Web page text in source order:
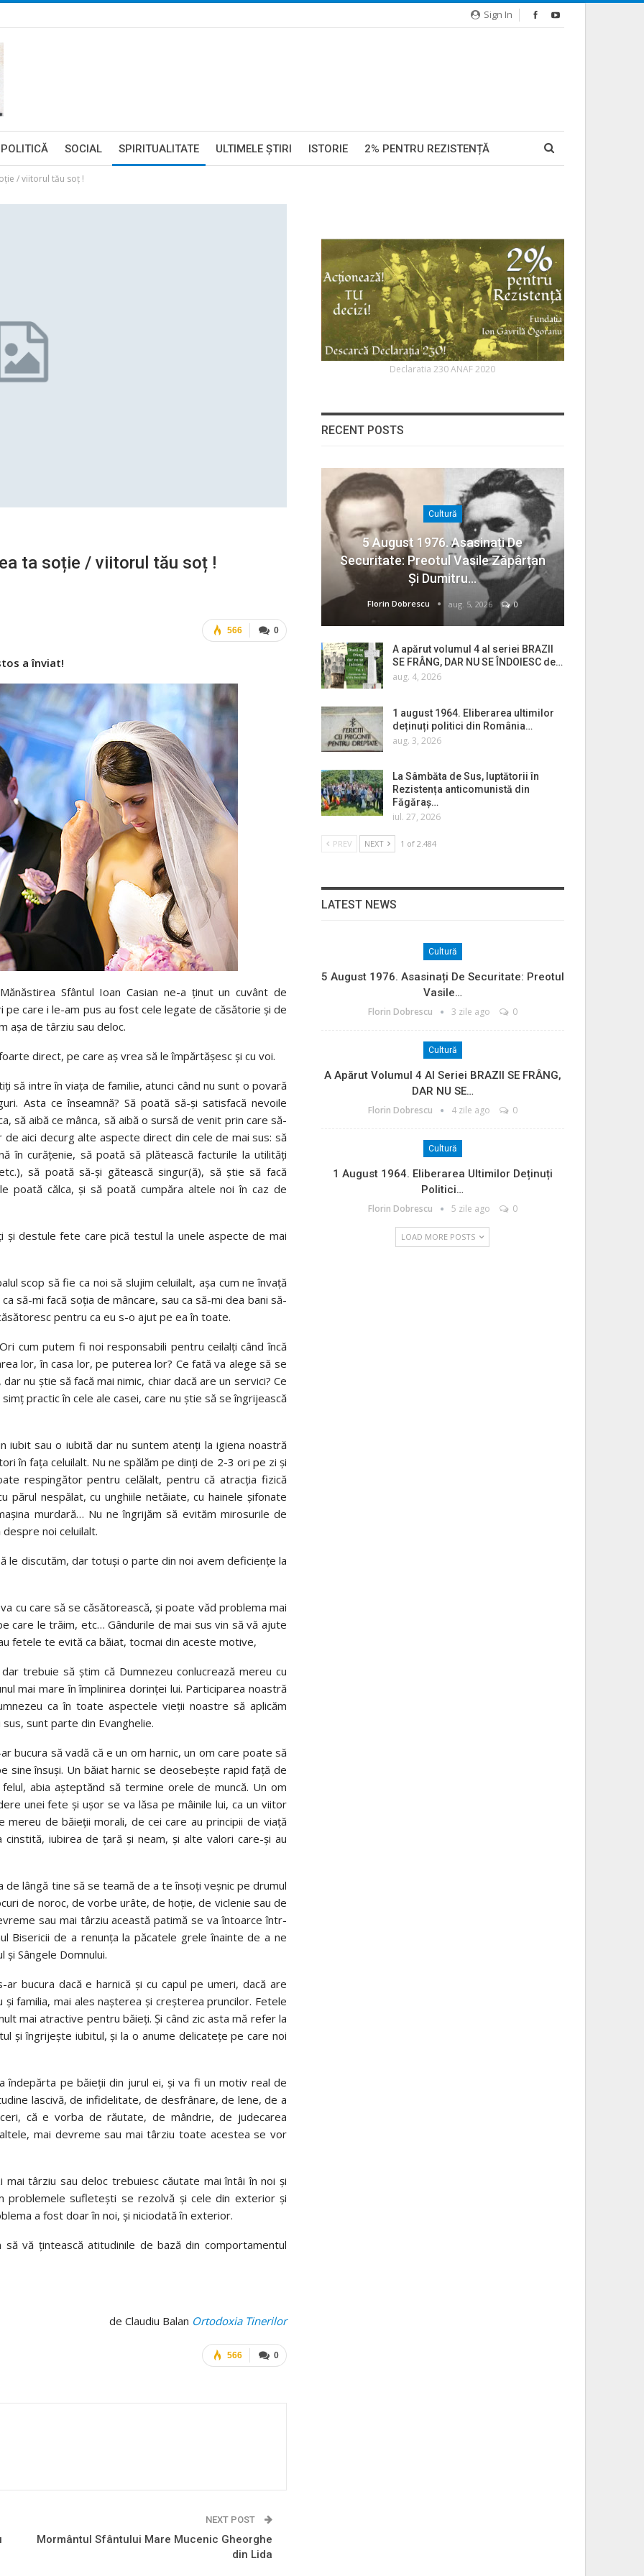
Sign In
POLITICĂ SOCIAL SPIRITUALITATE ULTIMELE ŞTIRI ISTORIE 2% PENTRU REZISTENȚĂ
/ viitorul tău soț !
ta soție / viitorul tău soț !
0
566
a înviat!
Sfântul Ioan Casian ne-a ținut un cuvânt de
care i le-am pus au fost cele legate de căsătorie și de
așa de târziu sau deloc.
direct, pe care aș vrea să le împărtășesc și cu voi.
să intre în viața de familie, atunci când nu sunt o povară
Asta ce înseamnă? Să poată să-și satisfacă nevoile
să aibă ce mânca, să aibă o sursă de venit prin care să-
aici decurg alte aspecte direct din cele de mai sus: să
în curățenie, să poată să plătească facturile la utilități
să poată să-și gătească singur(ă), să știe să facă
poată călca, și să poată cumpăra altele noi în caz de
destule fete care pică testul la unele aspecte de mai
scop să fie ca noi să slujim celuilalt, așa cum ne învață
să-mi facă soția de mâncare, sau ca să-mi dea bani să-
pentru ca eu s-o ajut pe ea în toate.
cum putem fi noi responsabili pentru ceilalți când încă
lor, în casa lor, pe puterea lor? Ce fată va alege să se
nu știe să facă mai nimic, chiar dacă are un servici? Ce
practic în cele ale casei, care nu știe să se îngrijească
iubit sau o iubită dar nu suntem atenți la igiena noastră
în fața celuilalt. Nu ne spălăm pe dinți de 2-3 ori pe zi și
respingător pentru celălalt, pentru că atracția fizică
părul nespălat, cu unghiile netăiate, cu hainele șifonate
murdară… Nu ne îngrijăm să evităm mirosurile de
noi celuilalt.
le discutăm, dar totuși o parte din noi avem deficiențe la
cu care să se căsătorească, și poate văd problema mai
care le trăim, etc… Gândurile de mai sus vin să vă ajute
fetele te evită ca băiat, tocmai din aceste motive,
trebuie să știm că Dumnezeu conlucrează mereu cu
mai mare în împlinirea dorinței lui. Participarea noastră
ca în toate aspectele vieții noastre să aplicăm
sunt parte din Evanghelie.
bucura să vadă că e un om harnic, un om care poate să
sine însuși. Un băiat harnic se deosebește rapid față de
abia așteptănd să termine orele de muncă. Un om
unei fete și ușor se va lăsa pe mâinile lui, ca un viitor
de băieții morali, de cei care au principii de viață
cinstită, iubirea de țară și neam, și alte valori care-și au
lângă tine să se teamă de a te însoți veșnic pe drumul
de noroc, de vorbe urâte, de hoție, de viclenie sau de
sau mai târziu această patimă se va întoarce într-
Bisericii de a renunța la păcatele grele înainte de a ne
Sângele Domnului.
bucura dacă e harnică și cu capul pe umeri, dacă are
familia, mai ales nașterea și creșterea pruncilor. Fetele
mai atractive pentru băieți. Și când zic asta mă refer la
și îngrijește iubitul, și la o anume delicatețe pe care noi
îndepărta pe băieții din jurul ei, și va fi un motiv real de
lascivă, de infidelitate, de desfrânare, de lene, de a
că e vorba de răutate, de mândrie, de judecarea
mai devreme sau mai târziu toate acestea se vor
târziu sau deloc trebuiesc căutate mai întâi în noi și
problemele sufletești se rezolvă și cele din exterior și
a fost doar în noi, și niciodată în exterior.
vă țintească atitudinile de bază din comportamentul
de Claudiu Balan Ortodoxia Tinerilor
0
566
NEXT POST
Mormântul Sfântului Mare Mucenic Gheorghe
din Lida
Declaratia 230 ANAF 2020
RECENT POSTS
Cultură
5 August 1976. Asasinați De
Securitate: Preotul Vasile Zăpârțan
Și Dumitru…
Florin Dobrescu aug. 5, 2026 0
A apărut volumul 4 al seriei BRAZII
SE FRÂNG, DAR NU SE ÎNDOIESC de…
aug. 4, 2026
1 august 1964. Eliberarea ultimilor
deținuți politici din România…
aug. 3, 2026
La Sâmbăta de Sus, luptătorii în
Rezistența anticomunistă din
Făgăraș…
iul. 27, 2026
PREV NEXT 1 of 2.484
LATEST NEWS
Cultură
5 August 1976. Asasinați De Securitate: Preotul
Vasile…
Florin Dobrescu 3 zile ago 0
Cultură
A Apărut Volumul 4 Al Seriei BRAZII SE FRÂNG,
DAR NU SE…
Florin Dobrescu 4 zile ago 0
Cultură
1 August 1964. Eliberarea Ultimilor Deținuți
Politici…
Florin Dobrescu 5 zile ago 0
LOAD MORE POSTS